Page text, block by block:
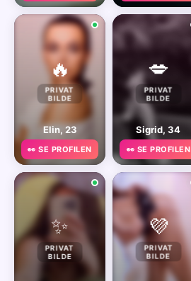
🔥
PRIVAT
BILDE
Elin, 23
👀 SE PROFILEN
💋
PRIVAT
BILDE
Sigrid, 34
👀 SE PROFILEN
✨
PRIVAT
BILDE
💜
PRIVAT
BILDE